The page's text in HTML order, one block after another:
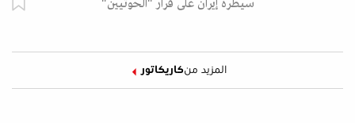
سيطرة إيران على قرار "الحوثيين"
المزيد منكاريكاتور